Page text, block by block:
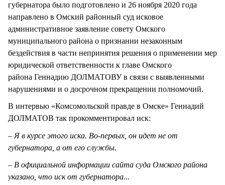
губернатора было подготовлено и 26 ноября 2020 года
направлено в Омский районный суд исковое
административное заявление совету Омского
муниципального района о признании незаконным
бездействия в части непринятия решения о применении мер
юридической ответственности к главе Омского
района Геннадию ДОЛМАТОВУ в связи с выявленными
нарушениями и о досрочном прекращении полномочий.
В интервью «Комсомольской правде в Омске» Геннадий
ДОЛМАТОВ так прокомментировал иск:
– Я в курсе этого иска. Во-первых, он идет не от
губернатора, а от его службы.
– В официальной информации сайта суда Омского района
указано, что иск от губернатора...